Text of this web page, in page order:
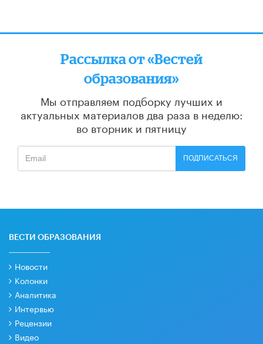
Рассылка от «Вестей
образования»
Мы отправляем подборку лучших и
актуальных материалов два раза в неделю:
во вторник и пятницу
ПОДПИСАТЬСЯ
ВЕСТИ ОБРАЗОВАНИЯ
Новости
Колонки
Аналитика
Интервью
Рецензии
Видео